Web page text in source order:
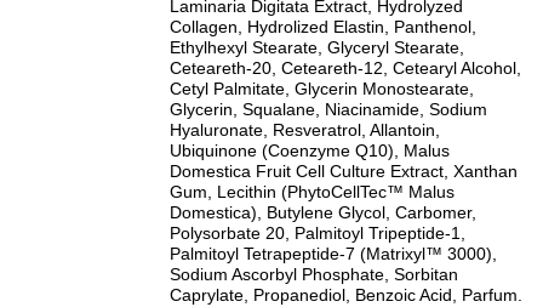
Laminaria Digitata Extract, Hydrolyzed
Collagen, Hydrolized Elastin, Panthenol,
Ethylhexyl Stearate, Glyceryl Stearate,
Ceteareth-20, Ceteareth-12, Cetearyl Alcohol,
Cetyl Palmitate, Glycerin Monostearate,
Glycerin, Squalane, Niacinamide, Sodium
Hyaluronate, Resveratrol, Allantoin,
Ubiquinone (Сoenzyme Q10), Malus
Domestica Fruit Cell Culture Extract, Xanthan
Gum, Lecithin (PhytoCellTec™ Malus
Domestica), Butylene Glycol, Carbomer,
Polysorbate 20, Palmitoyl Tripeptide-1,
Palmitoyl Tetrapeptide-7 (Matrixyl™ 3000),
Sodium Ascorbyl Phosphate, Sorbitan
Caprylate, Propanediol, Benzoic Acid, Parfum.